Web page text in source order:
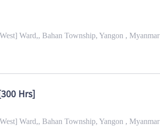
Ward,, Bahan Township, Yangon , Myanmar
Hrs]
Ward,, Bahan Township, Yangon , Myanmar